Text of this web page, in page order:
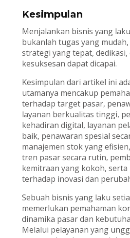
Kesimpulan
Menjalankan bisnis yang
bukanlah tugas yang
strategi yang tepat,
kesuksesan dapat dicapai.
Kesimpulan dari artikel ini
utamanya mencakup
terhadap target pasar,
layanan berkualitas tinggi,
kehadiran digital, layanan
baik, penawaran spesial
manajemen stok yang
tren pasar secara rutin,
kemitraan yang kokoh,
terhadap inovasi dan
Sebuah bisnis yang laku
memerlukan pemahaman
dinamika pasar dan
Melalui pelayanan yang